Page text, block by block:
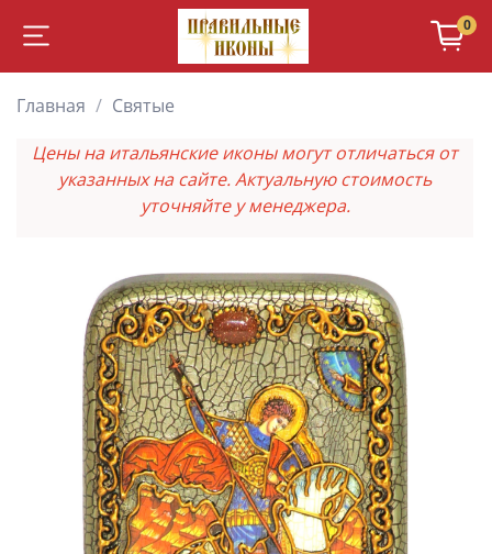
0
Главная
Святые
Цены на итальянские иконы могут отличаться от
указанных на сайте. Актуальную стоимость
уточняйте у менеджера.